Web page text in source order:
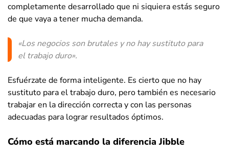
completamente desarrollado que ni siquiera estás seguro
de que vaya a tener mucha demanda.
«Los negocios son brutales y no hay sustituto para
el trabajo duro».
Esfuérzate de forma inteligente. Es cierto que no hay
sustituto para el trabajo duro, pero también es necesario
trabajar en la dirección correcta y con las personas
adecuadas para lograr resultados óptimos.
Cómo está marcando la diferencia Jibble